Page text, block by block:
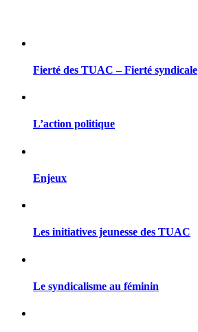
Fierté des TUAC – Fierté syndicale
L’action politique
Enjeux
Les initiatives jeunesse des TUAC
Le syndicalisme au féminin